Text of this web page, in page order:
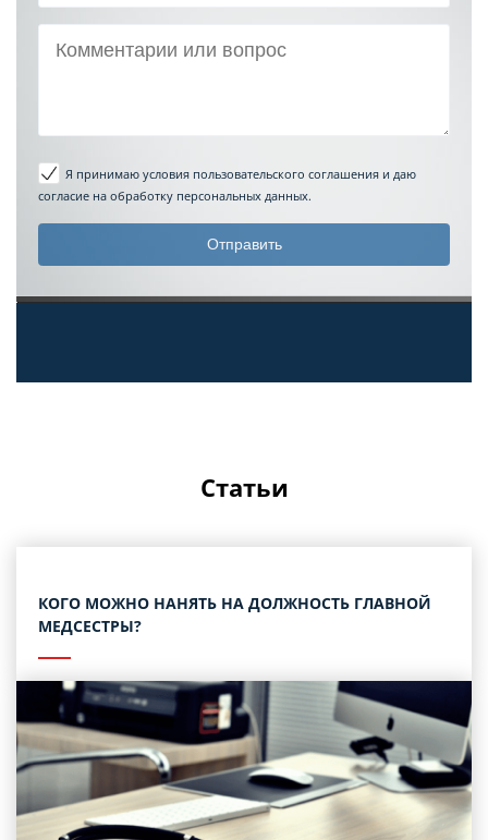
Я принимаю условия пользовательского соглашения и даю
согласие на обработку персональных данных.
Статьи
КОГО МОЖНО НАНЯТЬ НА ДОЛЖНОСТЬ ГЛАВНОЙ
МЕДСЕСТРЫ?